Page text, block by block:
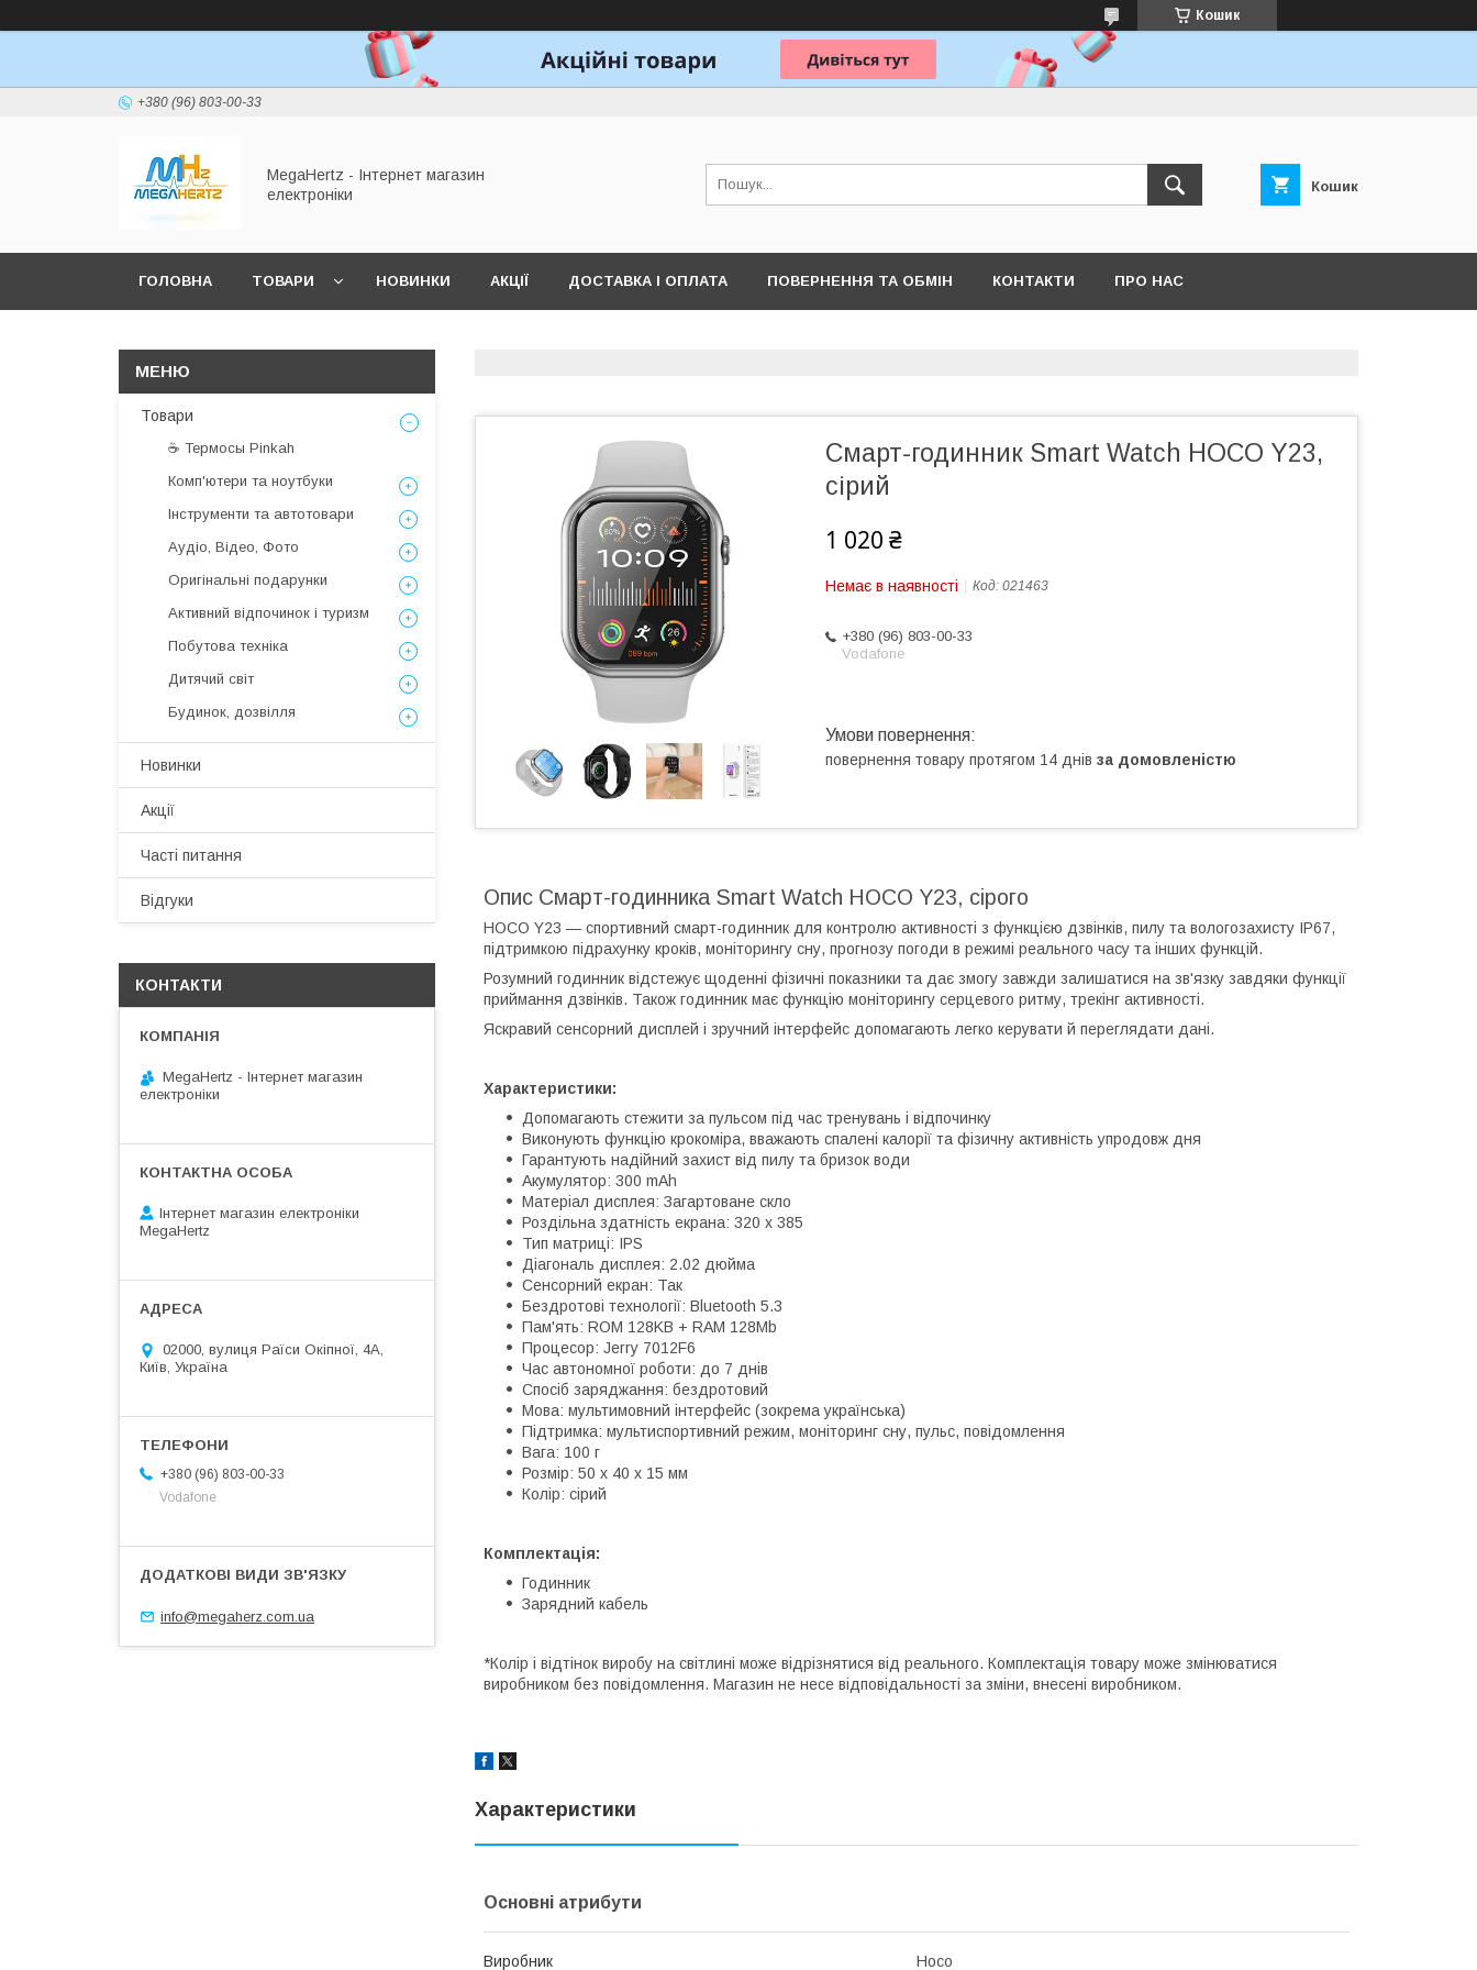
Кошик
+380 (96) 803-00-33
MegaHertz - Інтернет магазин
електроніки
Кошик
ГОЛОВНА ТОВАРИ НОВИНКИ АКЦІЇ ДОСТАВКА І ОПЛАТА ПОВЕРНЕННЯ ТА ОБМІН КОНТАКТИ ПРО НАС
Смарт-годинник Smart Watch HOCO Y23,
сірий
1 020 ₴
Немає в наявності Код: 021463
+380 (96) 803-00-33
Vodafone
повернення товару протягом 14 днів за домовленістю
Опис Смарт-годинника Smart Watch HOCO Y23, сірого
HOCO Y23 — спортивний смарт-годинник для контролю активності з функцією дзвінків, пилу та вологозахисту IP67,
підтримкою підрахунку кроків, моніторингу сну, прогнозу погоди в режимі реального часу та інших функцій.
Розумний годинник відстежує щоденні фізичні показники та дає змогу завжди залишатися на зв'язку завдяки функції
приймання дзвінків. Також годинник має функцію моніторингу серцевого ритму, трекінг активності.
Яскравий сенсорний дисплей і зручний інтерфейс допомагають легко керувати й переглядати дані.
Характеристики:
Допомагають стежити за пульсом під час тренувань і відпочинку
Виконують функцію крокоміра, вважають спалені калорії та фізичну активність упродовж дня
Гарантують надійний захист від пилу та бризок води
Акумулятор: 300 mAh
Матеріал дисплея: Загартоване скло
Роздільна здатність екрана: 320 х 385
Тип матриці: IPS
Діагональ дисплея: 2.02 дюйма
Сенсорний екран: Так
Бездротові технології: Bluetooth 5.3
Пам'ять: ROM 128KB + RAM 128Mb
Процесор: Jerry 7012F6
Час автономної роботи: до 7 днів
Спосіб заряджання: бездротовий
Мова: мультимовний інтерфейс (зокрема українська)
Підтримка: мультиспортивний режим, моніторинг сну, пульс, повідомлення
Вага: 100 г
Розмір: 50 х 40 х 15 мм
Колір: сірий
Комплектація:
Годинник
Зарядний кабель
*Колір і відтінок виробу на світлині може відрізнятися від реального. Комплектація товару може змінюватися
виробником без повідомлення. Магазин не несе відповідальності за зміни, внесені виробником.
Характеристики
Основні атрибути
Виробник Hoco
Товари
☕ Термосы Pinkah
Комп'ютери та ноутбуки
Інструменти та автотовари
Аудіо, Відео, Фото
Оригінальні подарунки
Активний відпочинок і туризм
Побутова техніка
Дитячий світ
Будинок, дозвілля
Новинки
Акції
Часті питання
Відгуки
КОНТАКТИ
MegaHertz - Інтернет магазин
електроніки
Інтернет магазин електроніки
MegaHertz
02000, вулиця Раїси Окіпної, 4А,
Київ, Україна
+380 (96) 803-00-33
Vodafone
info@megaherz.com.ua